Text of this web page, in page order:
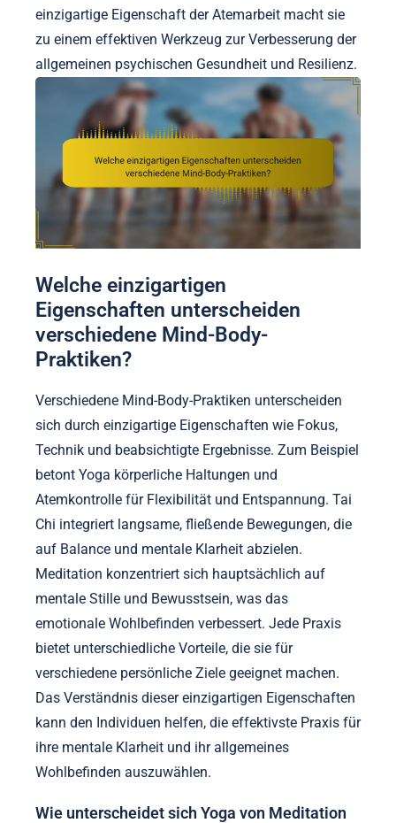
einzigartige Eigenschaft der Atemarbeit macht sie
zu einem effektiven Werkzeug zur Verbesserung der
allgemeinen psychischen Gesundheit und Resilienz.
Welche einzigartigen
Eigenschaften unterscheiden
verschiedene Mind-Body-
Praktiken?
Verschiedene Mind-Body-Praktiken unterscheiden
sich durch einzigartige Eigenschaften wie Fokus,
Technik und beabsichtigte Ergebnisse. Zum Beispiel
betont Yoga körperliche Haltungen und
Atemkontrolle für Flexibilität und Entspannung. Tai
Chi integriert langsame, fließende Bewegungen, die
auf Balance und mentale Klarheit abzielen.
Meditation konzentriert sich hauptsächlich auf
mentale Stille und Bewusstsein, was das
emotionale Wohlbefinden verbessert. Jede Praxis
bietet unterschiedliche Vorteile, die sie für
verschiedene persönliche Ziele geeignet machen.
Das Verständnis dieser einzigartigen Eigenschaften
kann den Individuen helfen, die effektivste Praxis für
ihre mentale Klarheit und ihr allgemeines
Wohlbefinden auszuwählen.
Wie unterscheidet sich Yoga von Meditation